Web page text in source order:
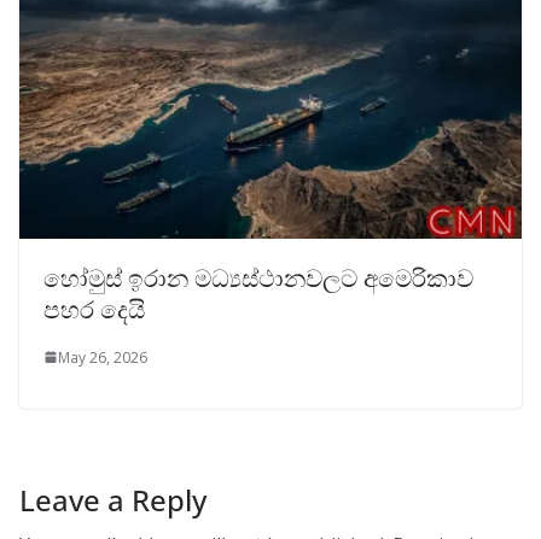
හෝමුස් ඉරාන මධ්‍යස්ථානවලට අමෙරිකාව
පහර දෙයි
May 26, 2026
Leave a Reply